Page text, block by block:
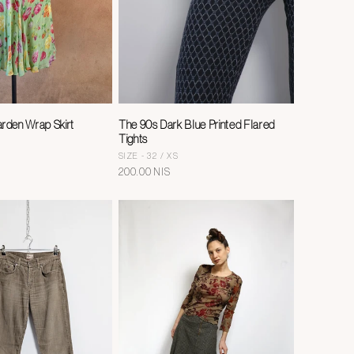
Wrap Skirt
The 90s Dark Blue Printed Flared
Tights
SIZE - 32 / XS
מחיר
200.00 NIS